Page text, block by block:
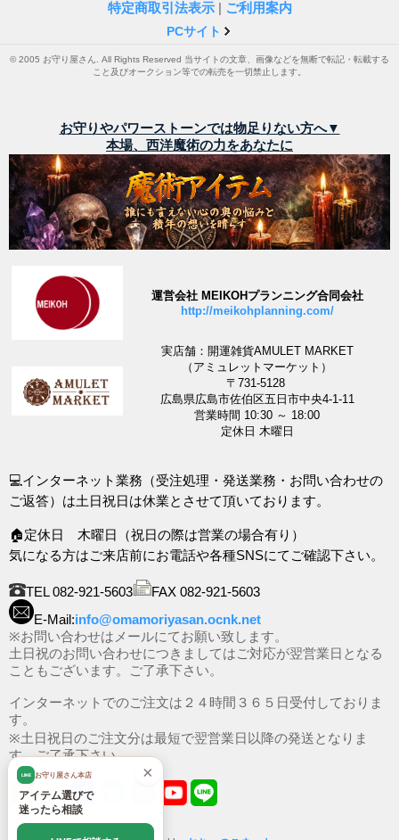
特定商取引法表示 | ご利用案内
PCサイト
© 2005 お守り屋さん. All Rights Reserved 当サイトの文章、画像などを無断で転記・転載する
こと及びオークション等での転売を一切禁止します。
お守りやパワーストーンでは物足りない方へ▼
本場、西洋魔術の力をあなたに
運営会社 MEIKOHプランニング合同会社
http://meikohplanning.com/
実店舗：開運雑貨AMULET MARKET
（アミュレットマーケット）
〒731-5128
広島県広島市佐伯区五日市中央4-1-11
営業時間 10:30 ～ 18:00
定休日 木曜日
💻インターネット業務（受注処理・発送業務・お問い合わせの
ご返答）は土日祝日は休業とさせて頂いております。
🏠定休日 木曜日（祝日の際は営業の場合有り）
気になる方はご来店前にお電話や各種SNSにてご確認下さい。
TEL 082-921-5603
FAX 082-921-5603
E-Mail:info@omamoriyasan.ocnk.net
※お問い合わせはメールにてお願い致します。
土日祝のお問い合わせにつきましてはご対応が翌営業日となる
こともございます。ご了承下さい。
インターネットでのご注文は２４時間３６５日受付しておりま
す。
※土日祝日のご注文分は最短で翌営業日以降の発送となりま
す。ご了承下さい。
×
LINE お守り屋さん本店
アイテム選びで
迷ったら相談